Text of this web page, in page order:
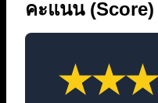
คะแนน (Score)
★★★